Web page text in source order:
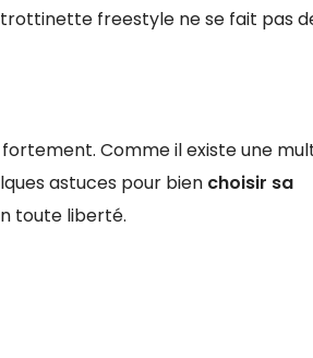
trottinette freestyle ne se fait pas
Comme il existe une
astuces pour bien choisir sa
toute liberté.